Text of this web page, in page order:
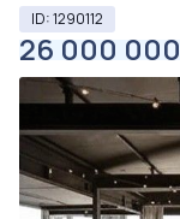
ID: 1290112
26 000 000